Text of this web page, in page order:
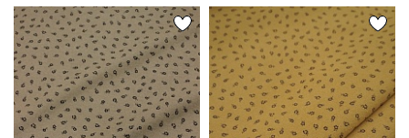
зависимости от партии.